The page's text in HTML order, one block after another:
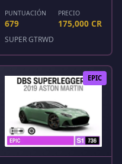
PUNTUACIÓN
679
PRECIO
175,000 CR
SUPER GTRWD
EPIC